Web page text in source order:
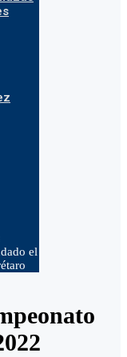
el